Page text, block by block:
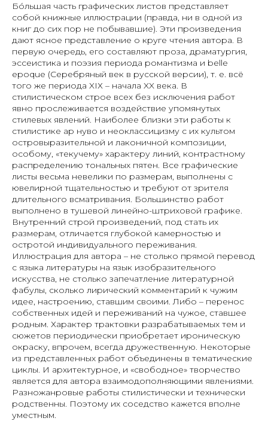
Бóльшая часть графических листов представляет
собой книжные иллюстрации (правда, ни в одной из
книг до сих пор не побывавшие). Эти произведения
дают ясное представление о круге чтения автора. В
первую очередь, его составляют проза, драматургия,
эссеистика и поэзия периода романтизма и belle
epoque (Серебряный век в русской версии), т. е. всё
того же периода XIХ – начала XX века. В
стилистическом строе всех без исключения работ
явно прослеживается воздействие упомянутых
стилевых явлений. Наиболее близки эти работы к
стилистике ар нуво и неоклассицизму с их культом
островыразительной и лаконичной композиции,
особому, «текучему» характеру линий, контрастному
распределению тональных пятен. Все графические
листы весьма невелики по размерам, выполнены с
ювелирной тщательностью и требуют от зрителя
длительного всматривания. Большинство работ
выполнено в тушевой линейно-штриховой графике.
Внутренний строй произведений, под стать их
размерам, отличается глубокой камерностью и
остротой индивидуального переживания.
Иллюстрация для автора – не столько прямой перевод
с языка литературы на язык изобразительного
искусства, не столько запечатление литературной
фабулы, сколько лирический комментарий к чужим
идее, настроению, ставшим своими. Либо – перенос
собственных идей и переживаний на чужое, ставшее
родным. Характер трактовки разрабатываемых тем и
сюжетов периодически приобретает ироническую
окраску, впрочем, всегда дружественную. Некоторые
из представленных работ объединены в тематические
циклы. И архитектурное, и «свободное» творчество
является для автора взаимодополняющими явлениями.
Разножанровые работы стилистически и технически
родственны. Поэтому их соседство кажется вполне
уместным.